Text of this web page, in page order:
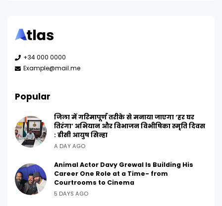
+34 000 0000
Example@mail.me
Popular
जिला में गरिमापूर्ण तरीके से मनाया जाएगा ‘हर घर
तिरंगा’ अभियान और विभाजन विभीषिका स्मृति दिवस
: डीसी आयुष सिन्हा
A DAY AGO
Animal Actor Davy Grewal Is Building His
Career One Role at a Time- from
Courtrooms to Cinema
5 DAYS AGO